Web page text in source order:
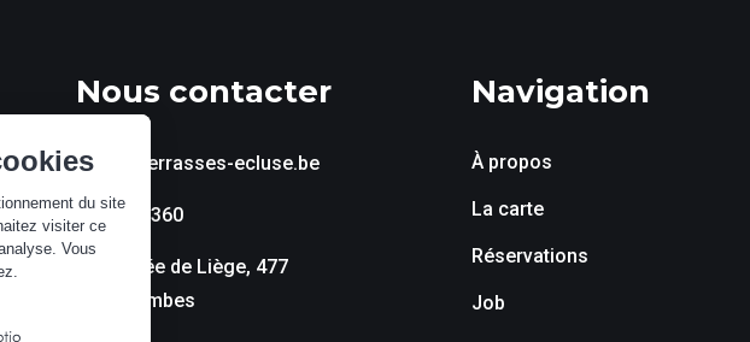
Nous contacter
resto@terrasses-ecluse.be
081 303 360
Chaussée de Liège, 477
5100 Jambes
Navigation
À propos
La carte
Réservations
Job